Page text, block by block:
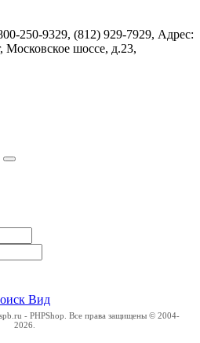
250-9329, (812) 929-7929, Адрес:
Московское шоссе, д.23,
Вид
- PHPShop. Все права защищены © 2004-
2026.